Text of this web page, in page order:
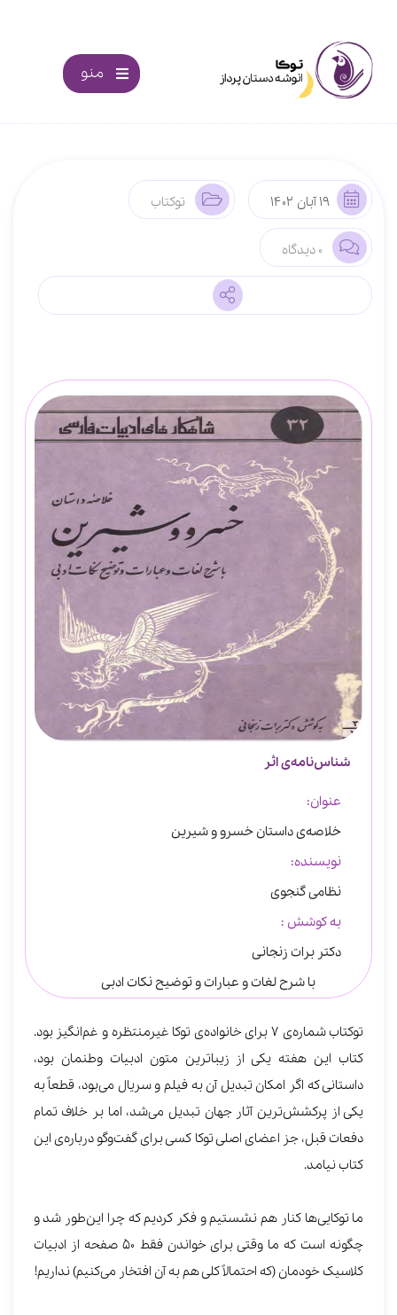
منو
19 آبان 1402 توکتاب
0 دیدگاه
شناس‌نامه‌ی اثر
عنوان:
خلاصه‌ی داستان خسرو و شیرین
نویسنده:
نظامی گنجوی
به کوشش :
دکتر برات زنجانی
با شرح لغات و عبارات و توضیح نکات ادبی
توکتاب شماره‌ی 7 برای خانواده‌ی توکا غیرمنتظره و غم‌انگیز بود.
کتاب این هفته یکی از زیباترین متون ادبیات وطنمان بود،
داستانی که اگر امکان تبدیل آن به فیلم و سریال می‌بود، قطعاً به
یکی از پرکشش‌ترین آثار جهان تبدیل می‌شد، اما بر خلاف تمام
دفعات قبل، جز اعضای اصلی توکا کسی برای گفت‌وگو درباره‌ی این
کتاب نیامد.
ما توکایی‌ها کنار هم نشستیم و فکر کردیم که چرا این‌طور شد و
چگونه است که ما وقتی برای خواندن فقط 50 صفحه از ادبیات
کلاسیک خودمان (که احتمالاً کلی هم به آن افتخار می‌کنیم) نداریم!